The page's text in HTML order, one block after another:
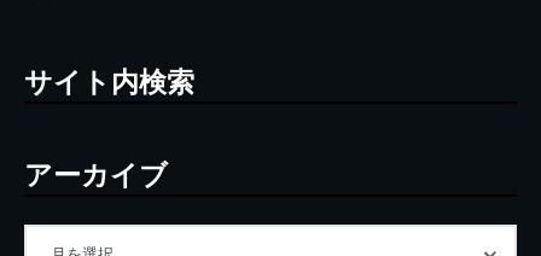
サイト内検索
アーカイブ